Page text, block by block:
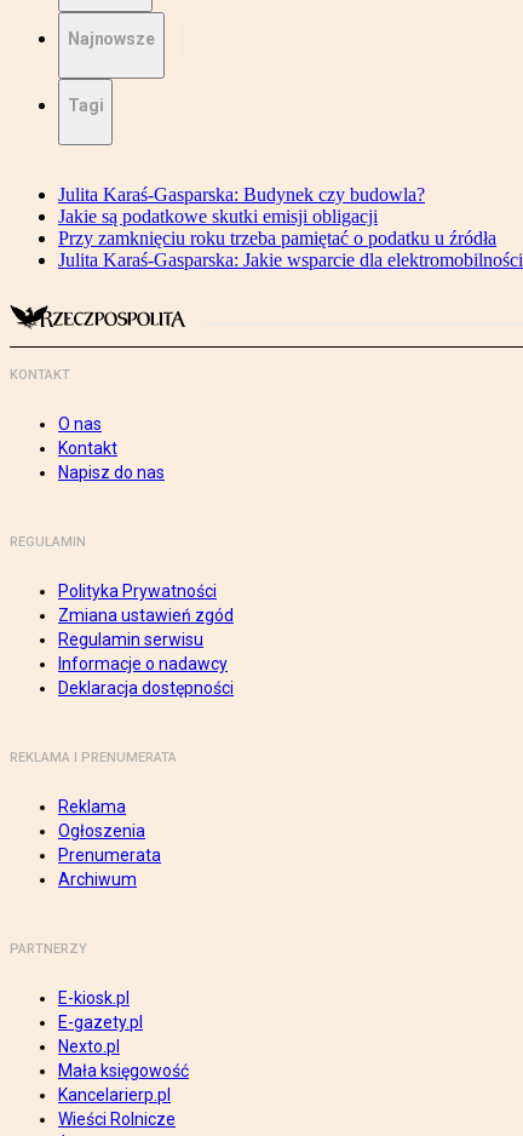
Najnowsze
Tagi
Julita Karaś-Gasparska: Budynek czy budowla?
Jakie są podatkowe skutki emisji obligacji
Przy zamknięciu roku trzeba pamiętać o podatku u źródła
Julita Karaś-Gasparska: Jakie wsparcie dla elektromobilności
KONTAKT
O nas
Kontakt
Napisz do nas
REGULAMIN
Polityka Prywatności
Zmiana ustawień zgód
Regulamin serwisu
Informacje o nadawcy
Deklaracja dostępności
REKLAMA I PRENUMERATA
Reklama
Ogłoszenia
Prenumerata
Archiwum
PARTNERZY
E-kiosk.pl
E-gazety.pl
Nexto.pl
Mała księgowość
Kancelarierp.pl
Wieści Rolnicze